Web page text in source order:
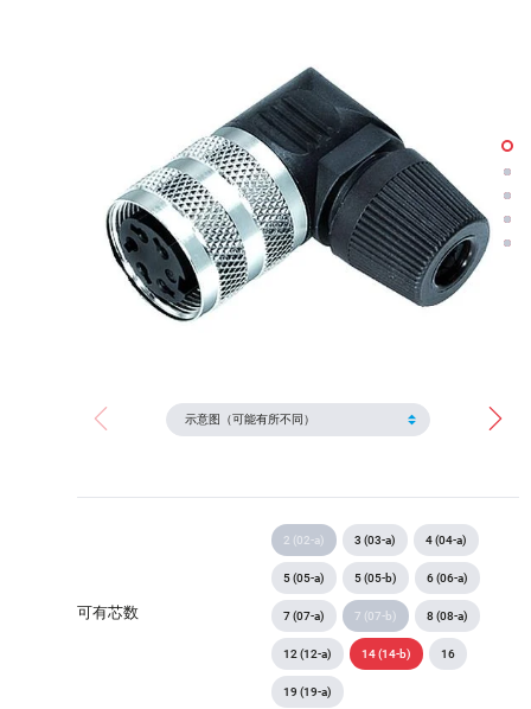
可有芯数
2 (02-a) 3 (03-a) 4 (04-a)
5 (05-a) 5 (05-b) 6 (06-a)
7 (07-a) 7 (07-b) 8 (08-a)
12 (12-a) 14 (14-b) 16
19 (19-a)